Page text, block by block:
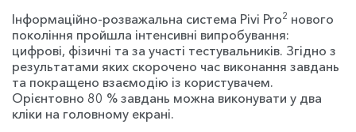
Інформаційно-розважальна система Pivi Pro2 нового
покоління пройшла інтенсивні випробування:
цифрові, фізичні та за участі тестувальників. Згідно з
результатами яких скорочено час виконання завдань
та покращено взаємодію із користувачем.
Орієнтовно 80 % завдань можна виконувати у два
кліки на головному екрані.